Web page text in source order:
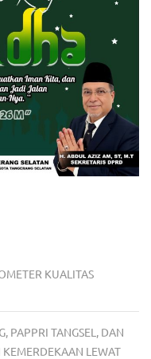
KUALITAS
PAPPRI TANGSEL, DAN
LEWAT